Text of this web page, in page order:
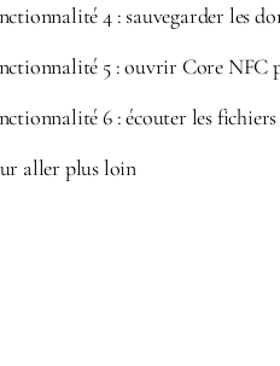
4 : sauvegarder les
5 : ouvrir Core NFC
6 : écouter les
aller plus loin